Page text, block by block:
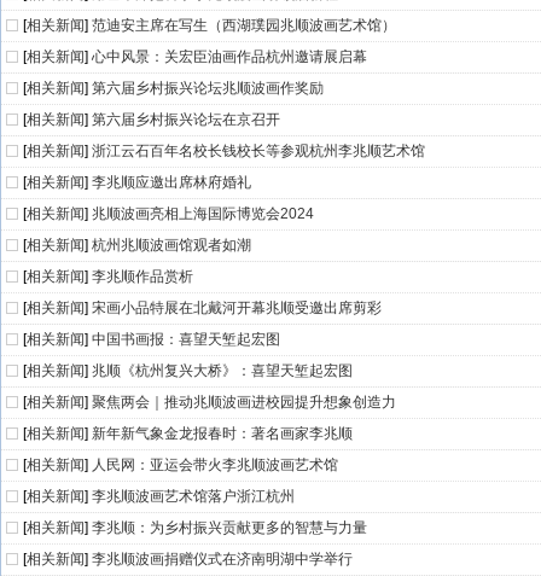
[相关新闻] 范迪安主席在写生（西湖璞园兆顺波画艺术馆）
[相关新闻] 心中风景：关宏臣油画作品杭州邀请展启幕
[相关新闻] 第六届乡村振兴论坛兆顺波画作奖励
[相关新闻] 第六届乡村振兴论坛在京召开
[相关新闻] 浙江云石百年名校长钱校长等参观杭州李兆顺艺术馆
[相关新闻] 李兆顺应邀出席林府婚礼
[相关新闻] 兆顺波画亮相上海国际博览会2024
[相关新闻] 杭州兆顺波画馆观者如潮
[相关新闻] 李兆顺作品赏析
[相关新闻] 宋画小品特展在北戴河开幕兆顺受邀出席剪彩
[相关新闻] 中国书画报：喜望天堑起宏图
[相关新闻] 兆顺《杭州复兴大桥》：喜望天堑起宏图
[相关新闻] 聚焦两会｜推动兆顺波画进校园提升想象创造力
[相关新闻] 新年新气象金龙报春时：著名画家李兆顺
[相关新闻] 人民网：亚运会带火李兆顺波画艺术馆
[相关新闻] 李兆顺波画艺术馆落户浙江杭州
[相关新闻] 李兆顺：为乡村振兴贡献更多的智慧与力量
[相关新闻] 李兆顺波画捐赠仪式在济南明湖中学举行